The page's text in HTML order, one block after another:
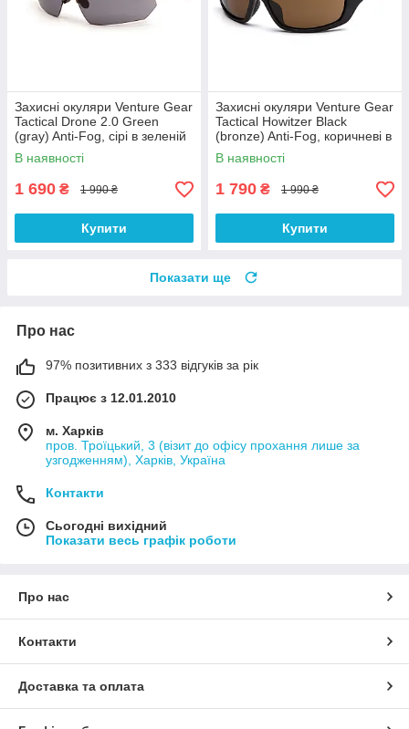
Захисні окуляри Venture Gear
Tactical Drone 2.0 Green
(gray) Anti-Fog, сірі в зеленій
оправі
В наявності
1 690 ₴ 1 990 ₴
Купити
Захисні окуляри Venture Gear
Tactical Howitzer Black
(bronze) Anti-Fog, коричневі в
чорній оправі
В наявності
1 790 ₴ 1 990 ₴
Купити
Показати ще
Про нас
97% позитивних з 333 відгуків за рік
Працює з 12.01.2010
м. Харків
пров. Троїцький, 3 (візит до офісу прохання лише за
узгодженням), Харків, Україна
Контакти
Сьогодні вихідний
Показати весь графік роботи
Про нас
Контакти
Доставка та оплата